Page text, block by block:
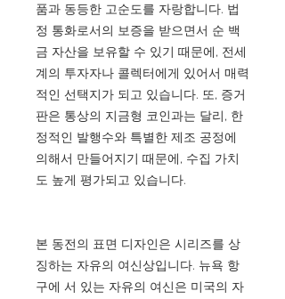
품과 동등한 고순도를 자랑합니다. 법
정 통화로서의 보증을 받으면서 순 백
금 자산을 보유할 수 있기 때문에, 전세
계의 투자자나 콜렉터에게 있어서 매력
적인 선택지가 되고 있습니다. 또, 증거
판은 통상의 지금형 코인과는 달리, 한
정적인 발행수와 특별한 제조 공정에
의해서 만들어지기 때문에, 수집 가치
도 높게 평가되고 있습니다.
본 동전의 표면 디자인은 시리즈를 상
징하는 자유의 여신상입니다. 뉴욕 항
구에 서 있는 자유의 여신은 미국의 자